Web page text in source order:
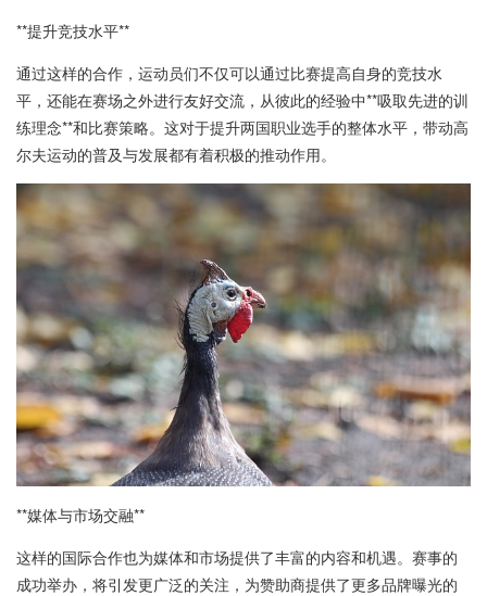
**提升竞技水平**
通过这样的合作，运动员们不仅可以通过比赛提高自身的竞技水
平，还能在赛场之外进行友好交流，从彼此的经验中**吸取先进的训
练理念**和比赛策略。这对于提升两国职业选手的整体水平，带动高
尔夫运动的普及与发展都有着积极的推动作用。
**媒体与市场交融**
这样的国际合作也为媒体和市场提供了丰富的内容和机遇。赛事的
成功举办，将引发更广泛的关注，为赞助商提供了更多品牌曝光的